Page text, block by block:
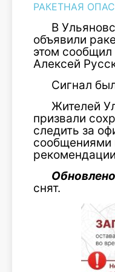
РАКЕТНАЯ
В
объявили
этом сообщил
Алексей
Сигнал
Жителей
призвали
следить за
сообщениями
Обновлено
снят.